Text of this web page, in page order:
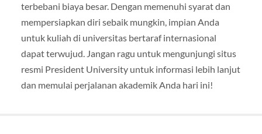
terbebani biaya besar. Dengan memenuhi syarat dan
mempersiapkan diri sebaik mungkin, impian Anda
untuk kuliah di universitas bertaraf internasional
dapat terwujud. Jangan ragu untuk mengunjungi situs
resmi President University untuk informasi lebih lanjut
dan memulai perjalanan akademik Anda hari ini!